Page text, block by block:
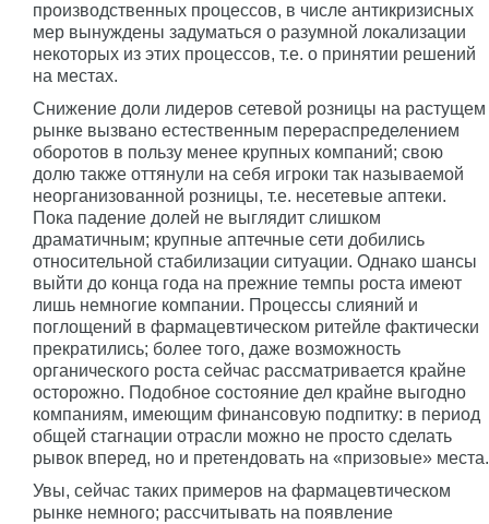
производственных процессов, в числе антикризисных
мер вынуждены задуматься о разумной локализации
некоторых из этих процессов, т.е. о принятии решений
на местах.
Снижение доли лидеров сетевой розницы на растущем
рынке вызвано естественным перераспределением
оборотов в пользу менее крупных компаний; свою
долю также оттянули на себя игроки так называемой
неорганизованной розницы, т.е. несетевые аптеки.
Пока падение долей не выглядит слишком
драматичным; крупные аптечные сети добились
относительной стабилизации ситуации. Однако шансы
выйти до конца года на прежние темпы роста имеют
лишь немногие компании. Процессы слияний и
поглощений в фармацевтическом ритейле фактически
прекратились; более того, даже возможность
органического роста сейчас рассматривается крайне
осторожно. Подобное состояние дел крайне выгодно
компаниям, имеющим финансовую подпитку: в период
общей стагнации отрасли можно не просто сделать
рывок вперед, но и претендовать на «призовые» места.
Увы, сейчас таких примеров на фармацевтическом
рынке немного; рассчитывать на появление